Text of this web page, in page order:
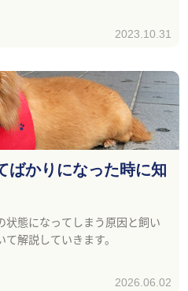
2023.10.31
ばかりになった時に知
状態になってしまう原因と飼い
解説していきます。
2026.06.02